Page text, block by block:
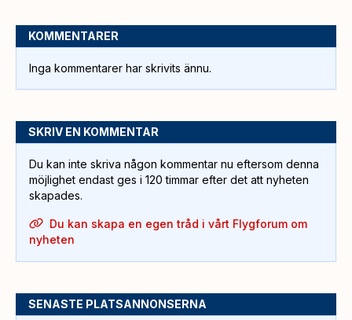
KOMMENTARER
Inga kommentarer har skrivits ännu.
SKRIV EN KOMMENTAR
Du kan inte skriva någon kommentar nu eftersom denna
möjlighet endast ges i 120 timmar efter det att nyheten
skapades.
Du kan skapa en egen tråd i vårt Flygforum om
nyheten
SENASTE PLATSANNONSERNA